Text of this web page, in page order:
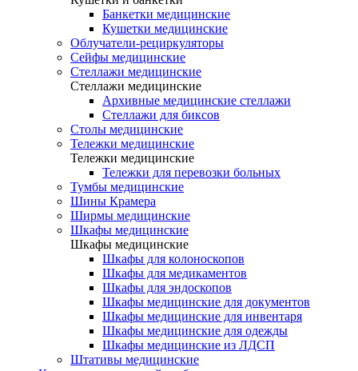
Банкетки медицинские
Кушетки медицинские
Облучатели-рециркуляторы
Сейфы медицинские
Стеллажи медицинские
Стеллажи медицинские
Архивные медицинские стеллажи
Стеллажи для биксов
Столы медицинские
Тележки медицинские
Тележки медицинские
Тележки для перевозки больных
Тумбы медицинские
Шины Крамера
Ширмы медицинские
Шкафы медицинские
Шкафы медицинские
Шкафы для колоноскопов
Шкафы для медикаментов
Шкафы для эндоскопов
Шкафы медицинские для документов
Шкафы медицинские для инвентаря
Шкафы медицинские для одежды
Шкафы медицинские из ЛДСП
Штативы медицинские